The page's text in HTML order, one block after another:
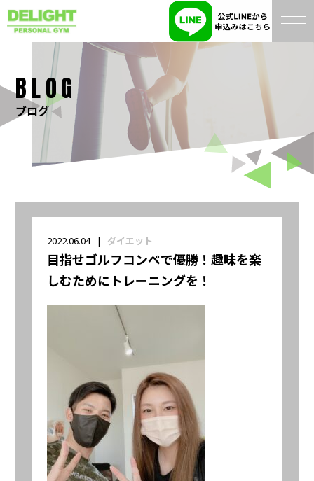
BLOG
ブログ
2022.06.04 ダイエット
目指せゴルフコンペで優勝！趣味を楽
しむためにトレーニングを！